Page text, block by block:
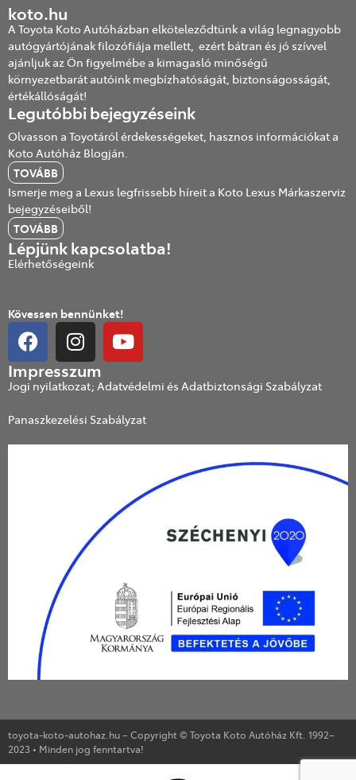
koto.hu
A Toyota Koto Autóházban elköteleződtünk a világ legnagyobb
autógyártójának filozófiája mellett, ezért bátran és jó szívvel
ajánljuk az Ön figyelmébe a kimagasló minőségű
környezetbarát autóink megbízhatóságát, biztonságosságát,
értékállóságát!
Legutóbbi bejegyzéseink
Olvasson a Toyotáról érdekességeket, hasznos információkat a
Koto Autóház Blogján.
TOVÁBB
Ismerje meg a Lexus legfrissebb híreit a Koto Lexus Márkaszerviz
bejegyzéseiből!
TOVÁBB
Lépjünk kapcsolatba!
Elérhetőségeink
Kövessen bennünket!
Impresszum
Jogi nyilatkozat; Adatvédelmi és Adatbiztonsági Szabályzat
Panaszkezelési Szabályzat
toyota-koto-autohaz.hu – Copyright © Toyota Koto Autóház Kft. 1992–
2023 • Minden jog fenntartva!